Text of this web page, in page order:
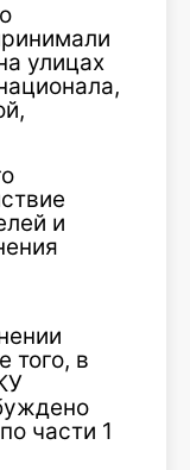
улицах
и
того, в
части 1